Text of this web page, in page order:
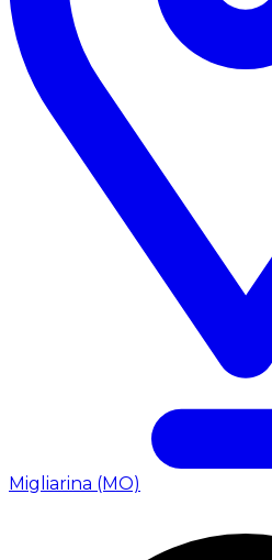
Migliarina (MO)